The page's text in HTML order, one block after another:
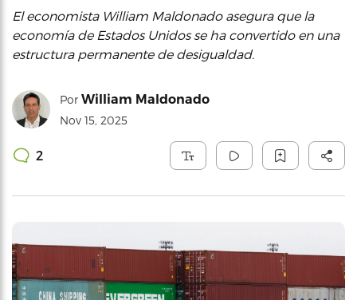
El economista William Maldonado asegura que la
economía de Estados Unidos se ha convertido en una
estructura permanente de desigualdad.
Por William Maldonado
Nov 15, 2025
2